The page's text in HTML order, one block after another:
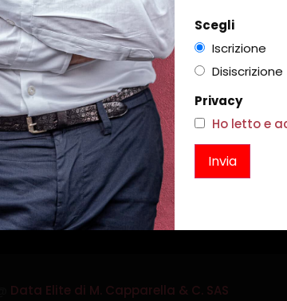
NEWSLETTER
iscriviti qui
Data Elite di M. Capparella & C. SAS
Scegli
Iscrizione
Disiscrizione
Privacy
Ho letto e